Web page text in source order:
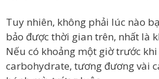
Tuy nhiên, không phải lúc nào
bảo được thời gian trên, nhất là
Nếu có khoảng một giờ trước
carbohydrate, tương đương vài